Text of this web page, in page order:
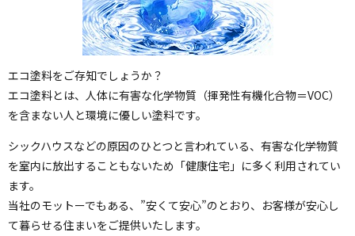
エコ塗料をご存知でしょうか？
エコ塗料とは、人体に有害な化学物質（揮発性有機化合物＝VOC）
を含まない人と環境に優しい塗料です。
シックハウスなどの原因のひとつと言われている、有害な化学物質
を室内に放出することもないため「健康住宅」に多く利用されてい
ます。
当社のモットーでもある、”安くて安心”のとおり、お客様が安心し
て暮らせる住まいをご提供いたします。